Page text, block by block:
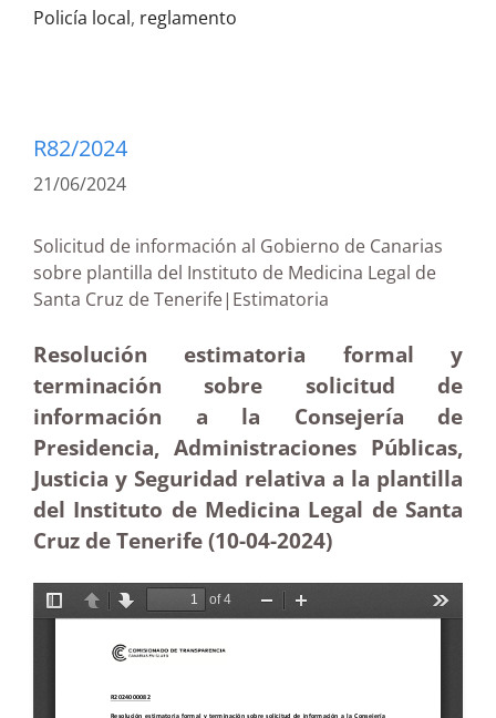
Policía local, reglamento
R82/2024
21/06/2024
Solicitud de información al Gobierno de Canarias
sobre plantilla del Instituto de Medicina Legal de
Santa Cruz de Tenerife|Estimatoria
Resolución estimatoria formal y
terminación sobre solicitud de
información a la Consejería de
Presidencia, Administraciones Públicas,
Justicia y Seguridad relativa a la plantilla
del Instituto de Medicina Legal de Santa
Cruz de Tenerife (10-04-2024)